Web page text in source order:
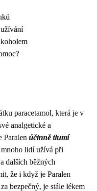
paracetamol, která je v
analgetické a
Paralen účinně tlumí
lidí užívá při
dalších běžných
že i když je Paralen
bezpečný, je stále lékem